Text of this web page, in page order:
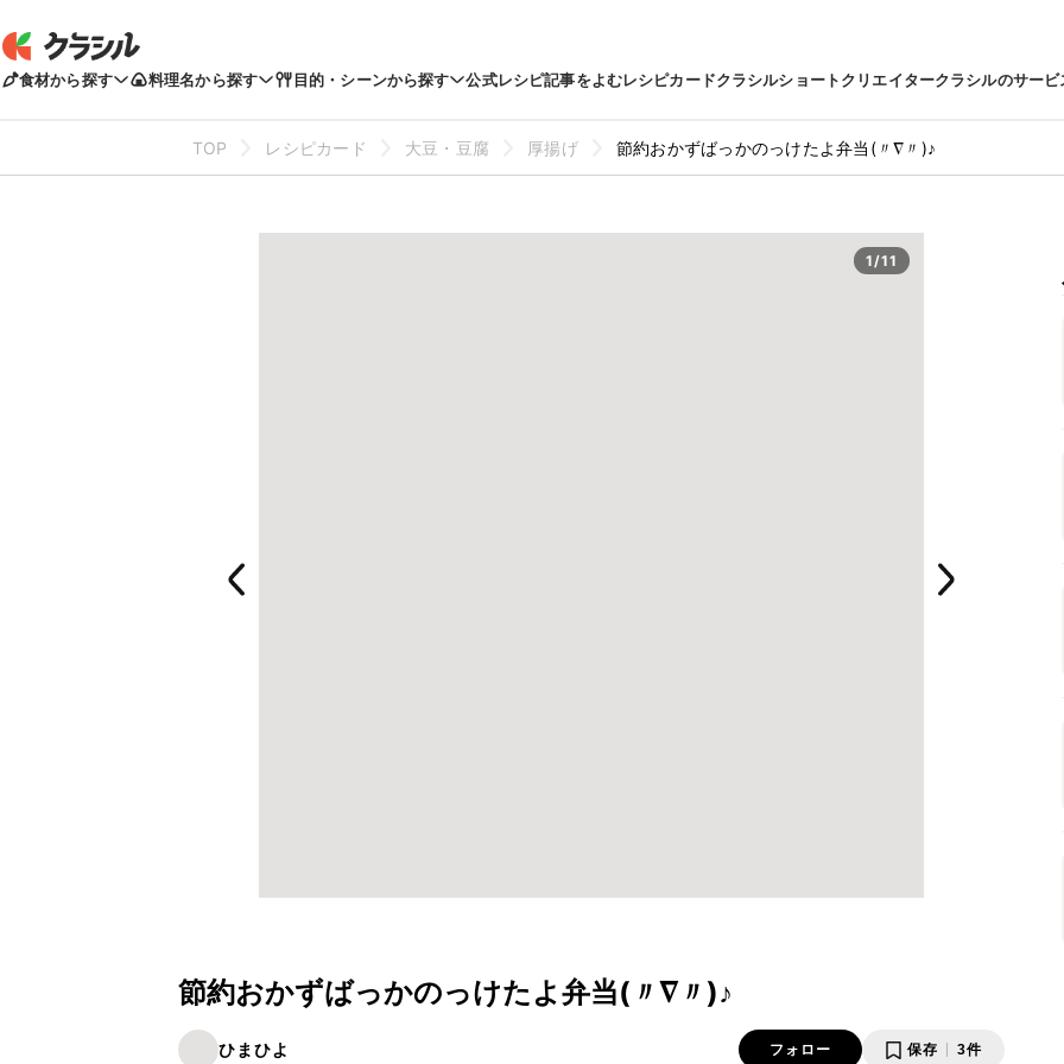
食材から探す 料理名から探す 目的・シーンから探す 公式レシピ記事をよむレシピカードクラシルショートクリエイタークラシルのサービ
TOP レシピカード 大豆・豆腐 厚揚げ 節約おかずばっかのっけたよ弁当(〃∇〃)♪
1/11
節約おかずばっかのっけたよ弁当(〃∇〃)♪
ひまひよ フォロー 保存 3件